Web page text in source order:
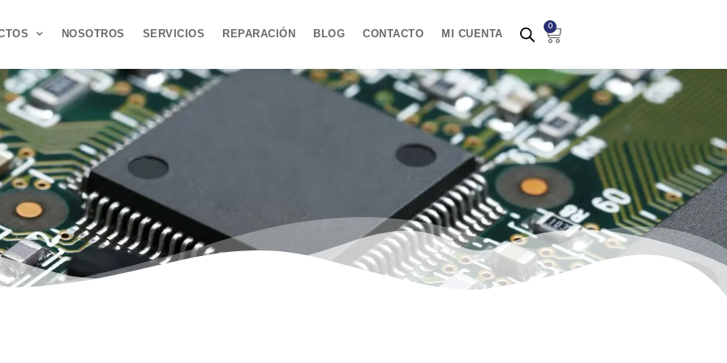
NOSOTROS SERVICIOS REPARACIÓN BLOG CONTACTO MI CUENTA
0
Carrito